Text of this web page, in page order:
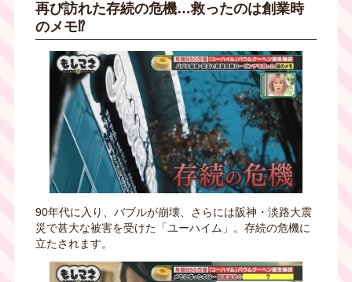
再び訪れた存続の危機…救ったのは創業時
のメモ⁉
90年代に入り、バブルが崩壊、さらには阪神・淡路大震
災で甚大な被害を受けた「ユーハイム」。存続の危機に
立たされます。